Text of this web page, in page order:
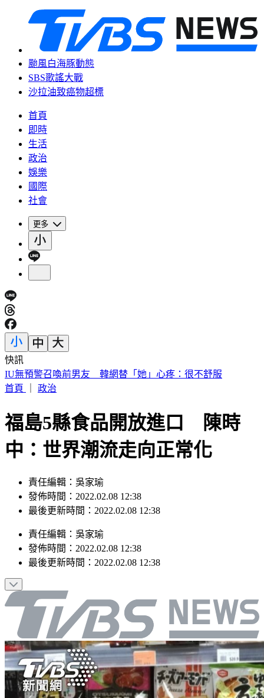
颱風白海豚動態
SBS歌謠大戰
沙拉油致癌物超標
首頁
即時
生活
政治
娛樂
國際
社會
更多
快訊
快訊／財神爺不在家 威力彩頭獎、二獎雙槓龜
首頁
政治
福島5縣食品開放進口 陳時
中：世界潮流走向正常化
責任編輯：吳家瑜
發佈時間：2022.02.08 12:38
最後更新時間：2022.02.08 12:38
責任編輯 ： 吳家瑜
發佈時間： 2022.02.08 12:38
最後更新時間： 2022.02.08 12:38